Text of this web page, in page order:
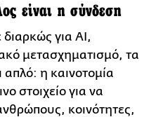
είναι η σύνδεση
για AI,
μετασχηματισμό, τα
η καινοτομία
στοιχείο για να
κοινότητες,